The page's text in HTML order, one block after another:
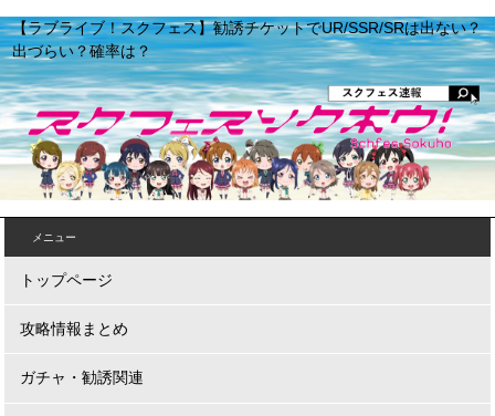
【ラブライブ！スクフェス】勧誘チケットでUR/SSR/SRは出ない？
出づらい？確率は？
メニュー
トップページ
攻略情報まとめ
ガチャ・勧誘関連